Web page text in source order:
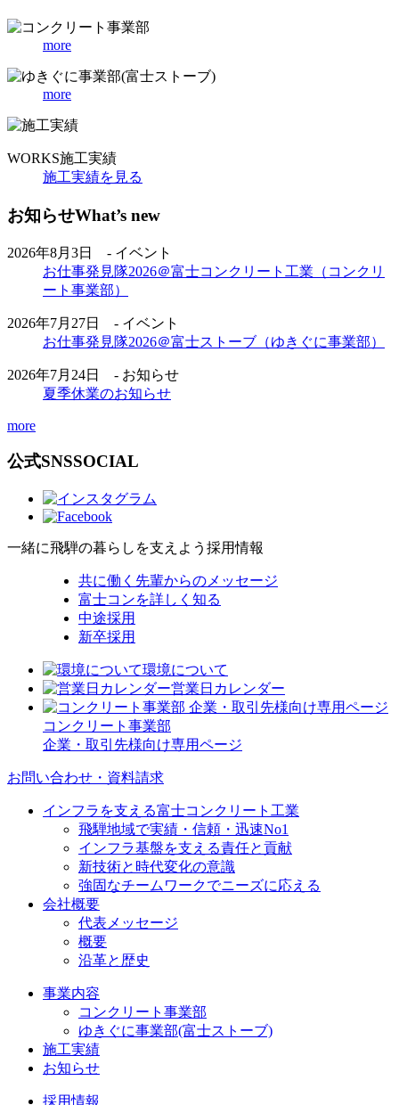
more
more
WORKS施工実績
施工実績を見る
お知らせWhat’s new
2026年8月3日 - イベント
お仕事発見隊2026＠富士コンクリート工業（コンクリ
ート事業部）
2026年7月27日 - イベント
お仕事発見隊2026＠富士ストーブ（ゆきぐに事業部）
2026年7月24日 - お知らせ
夏季休業のお知らせ
more
公式SNSSOCIAL
一緒に飛騨の暮らしを支えよう 採用情報
共に働く先輩からのメッセージ
富士コンを詳しく知る
中途採用
新卒採用
環境について
営業日カレンダー
コンクリート事業部
企業・取引先様向け専用ページ
お問い合わせ・資料請求
インフラを支える富士コンクリート工業
飛騨地域で実績・信頼・迅速No1
インフラ基盤を支える責任と貢献
新技術と時代変化の意識
強固なチームワークでニーズに応える
会社概要
代表メッセージ
概要
沿革と歴史
事業内容
コンクリート事業部
ゆきぐに事業部(富士ストーブ)
施工実績
お知らせ
採用情報